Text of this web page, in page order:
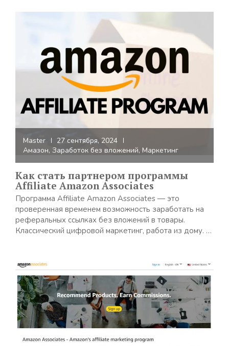
Master
27 сентября, 2024
Амазон, Заработок без вложений, Маркетинг
Как стать партнером программы
Affiliate Amazon Associates
Программа Affiliate Amazon Associates — это
проверенная временем возможность заработать на
реферальных ссылках без вложений в товары.
Классический цифровой маркетинг, работа из дому. …